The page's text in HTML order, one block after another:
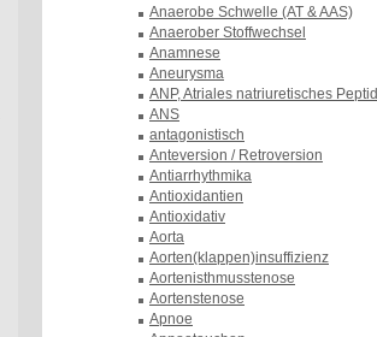
Anaerobe Schwelle (AT & AAS)
Anaerober Stoffwechsel
Anamnese
Aneurysma
ANP, Atriales natriuretisches Peptid
ANS
antagonistisch
Anteversion / Retroversion
Antiarrhythmika
Antioxidantien
Antioxidativ
Aorta
Aorten(klappen)insuffizienz
Aortenisthmusstenose
Aortenstenose
Apnoe